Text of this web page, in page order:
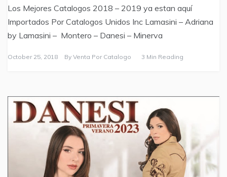
Los Mejores Catalogos 2018 – 2019 ya estan aquí
Importados Por Catalogos Unidos Inc Lamasini – Adriana
by Lamasini – Montero – Danesi – Minerva
October 25, 2018 By Venta Por Catalogo 3 Min Reading